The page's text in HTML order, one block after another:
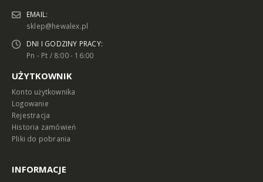
EMAIL:
sklep@hewalex.pl
DNI I GODZINY PRACY:
Pn - Pt / 8:00 - 16:00
UŻYTKOWNIK
Konto użytkownika
Logowanie
Rejestracja
Historia zamówień
Pliki do pobrania
INFORMACJE